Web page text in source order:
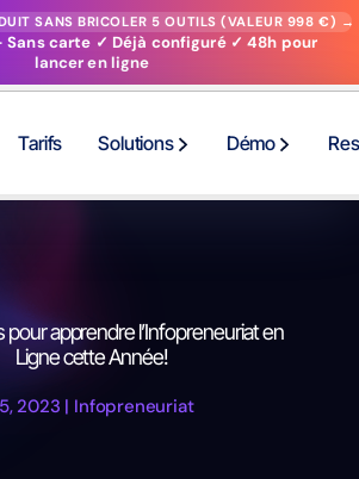
SANS BRICOLER 5 OUTILS (VALEUR 998 €) →
Sans carte ✓ Déjà configuré ✓ 48h pour
lancer en ligne
Tarifs Solutions Démo
pour apprendre l’Infopreneuriat en
Ligne cette Année!
2023 | Infopreneuriat